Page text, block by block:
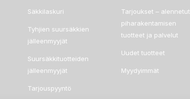
Säkkilaskuri
Tyhjien suursäkkien
jälleenmyyjät
Suursäkkituotteiden
jälleenmyyjät
Tarjouspyyntö
Tarjoukset – alennetut
piharakentamisen
tuotteet ja palvelut
Uudet tuotteet
Myydyimmät